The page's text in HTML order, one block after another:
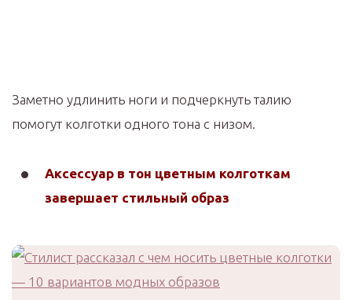
Заметно удлинить ноги и подчеркнуть талию
помогут колготки одного тона с низом.
Аксессуар в тон цветным колготкам
завершает стильный образ